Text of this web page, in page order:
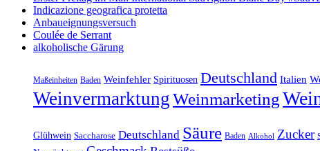
Indicazione geografica protetta
Anbaueignungsversuch
Coulée de Serrant
alkoholische Gärung
Maßeinheiten Baden Weinfehler Spirituosen Deutschland Italien
WeinvermarktungWeinmarketing
Glühwein Saccharose Deutschland Säure Baden Alkohol Zucker